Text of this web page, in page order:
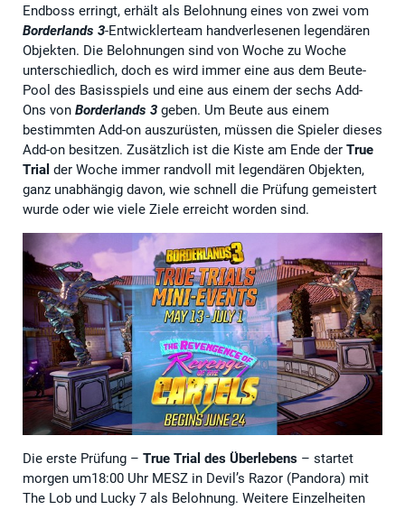
Endboss erringt, erhält als Belohnung eines von zwei vom
Borderlands 3-Entwicklerteam handverlesenen legendären
Objekten. Die Belohnungen sind von Woche zu Woche
unterschiedlich, doch es wird immer eine aus dem Beute-
Pool des Basisspiels und eine aus einem der sechs Add-
Ons von Borderlands 3 geben. Um Beute aus einem
bestimmten Add-on auszurüsten, müssen die Spieler dieses
Add-on besitzen. Zusätzlich ist die Kiste am Ende der True
Trial der Woche immer randvoll mit legendären Objekten,
ganz unabhängig davon, wie schnell die Prüfung gemeistert
wurde oder wie viele Ziele erreicht worden sind.
Die erste Prüfung – True Trial des Überlebens – startet
morgen um18:00 Uhr MESZ in Devil’s Razor (Pandora) mit
The Lob und Lucky 7 als Belohnung. Weitere Einzelheiten